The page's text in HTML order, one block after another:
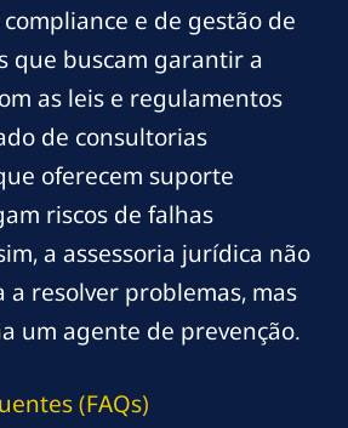
e de gestão de
que buscam garantir a
as leis e regulamentos
de consultorias
oferecem suporte
riscos de falhas
a assessoria jurídica não
a resolver problemas, mas
um agente de prevenção.
(FAQs)